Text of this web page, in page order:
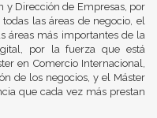
y Dirección de Empresas, por
las áreas de negocio, el
áreas más importantes de la
por la fuerza que está
en Comercio Internacional,
de los negocios, y el Máster
que cada vez más prestan